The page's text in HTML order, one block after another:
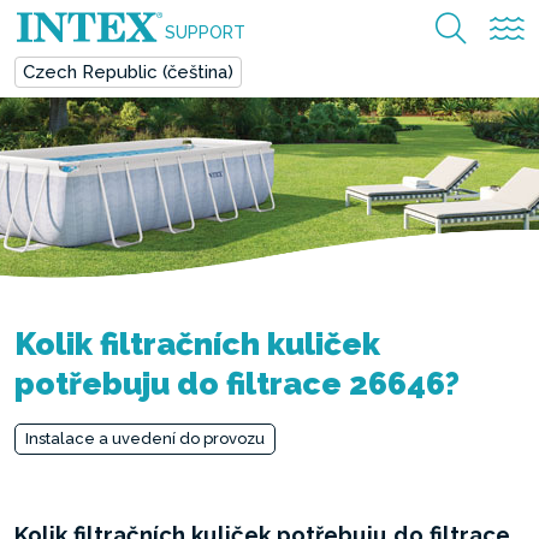
SUPPORT
Czech Republic (čeština)
Kolik filtračních kuliček
potřebuju do filtrace 26646?
Instalace a uvedení do provozu